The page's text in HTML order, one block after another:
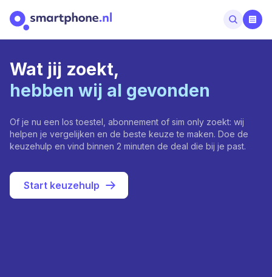
Wat jij zoekt,
hebben wij al gevonden
Of je nu een los toestel, abonnement of sim only zoekt: wij
helpen je vergelijken en de beste keuze te maken. Doe de
keuzehulp en vind binnen 2 minuten de deal die bij je past.
Start keuzehulp